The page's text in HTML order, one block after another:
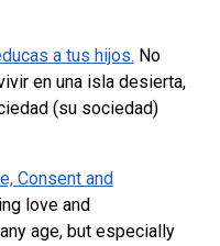
a tus hijos. No
en una isla desierta,
(su sociedad)
Consent and
love and
age, but especially